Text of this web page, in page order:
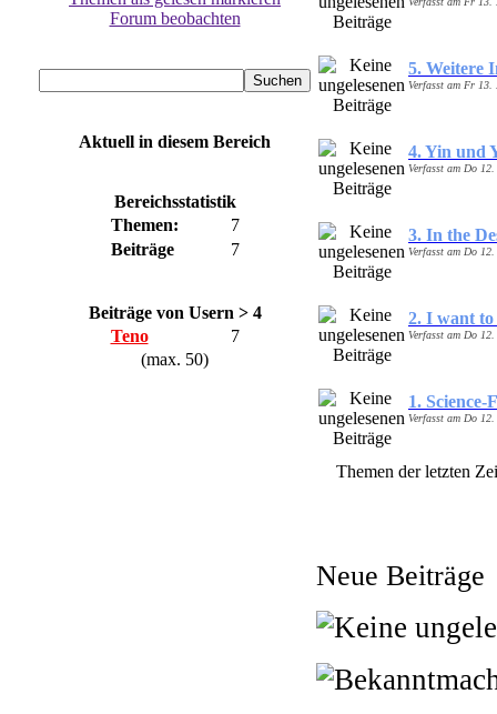
Forum beobachten
Aktuell in diesem Bereich
Bereichsstatistik
Themen:
7
Beiträge
7
Beiträge von Usern > 4
Teno
7
(max. 50)
5. Weitere
Verfasst am Fr 13.
4. Yin und
Verfasst am Do
3. In the
Verfasst am Do
2. I want to
Verfasst am Do
1. Science-
Verfasst am Do
Themen der letzten
Neue Beiträge